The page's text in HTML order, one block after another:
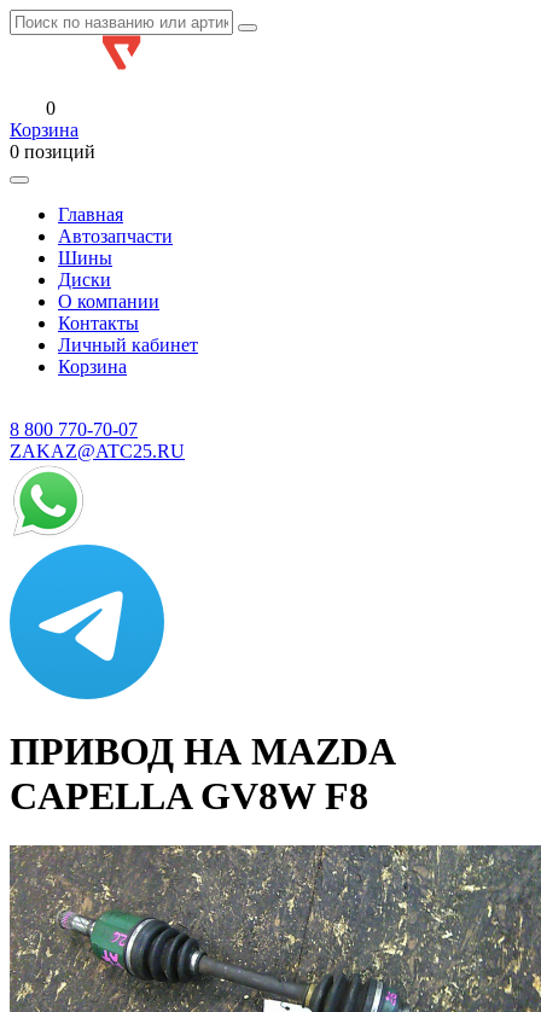
0
Корзина
0 позиций
Главная
Автозапчасти
Шины
Диски
О компании
Контакты
Личный кабинет
Корзина
8 800 770-70-07
ZAKAZ@ATC25.RU
ПРИВОД НА MAZDA
CAPELLA GV8W F8